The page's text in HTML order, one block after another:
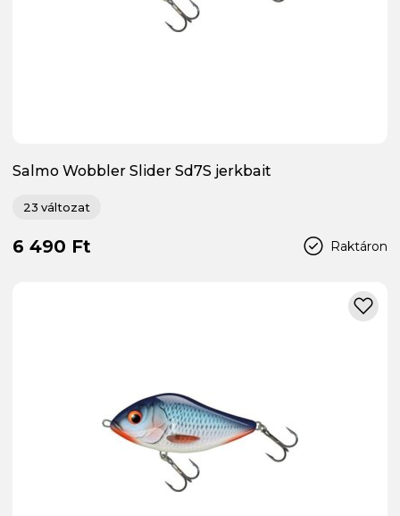
Salmo Wobbler Slider Sd7S jerkbait
23 változat
Raktáron
6 490 Ft